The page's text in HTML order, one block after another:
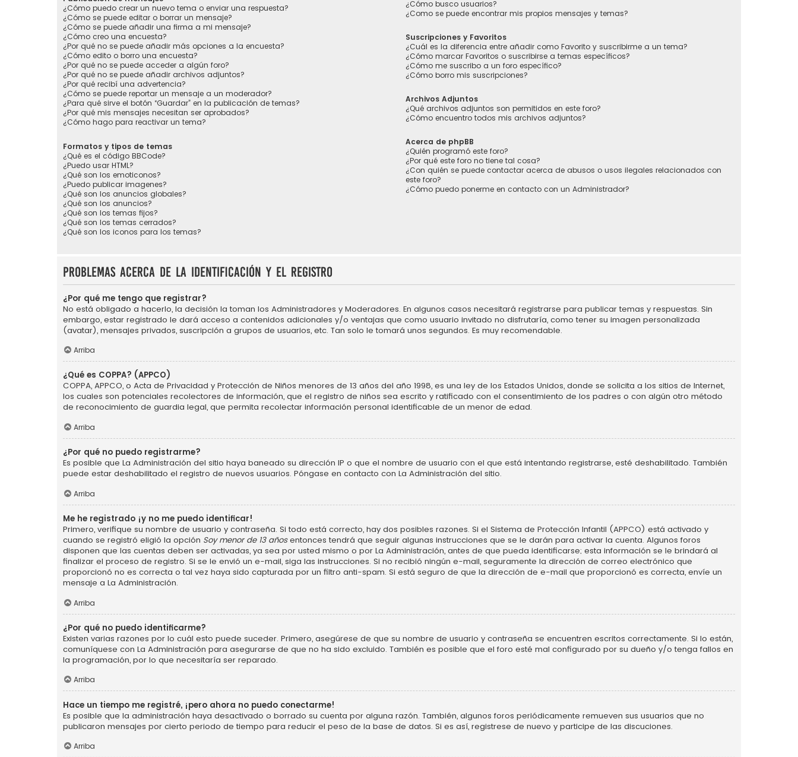
¿Cómo puedo crear un nuevo tema o enviar una respuesta?
¿Cómo se puede editar o borrar un mensaje?
¿Cómo se puede añadir una firma a mi mensaje?
¿Cómo creo una encuesta?
¿Por qué no se puede añadir más opciones a la encuesta?
¿Cómo edito o borro una encuesta?
¿Por qué no se puede acceder a algún foro?
¿Por qué no se puede añadir archivos adjuntos?
¿Por qué recibí una advertencia?
¿Cómo se puede reportar un mensaje a un moderador?
¿Para qué sirve el botón “Guardar” en la publicación de temas?
¿Por qué mis mensajes necesitan ser aprobados?
¿Cómo hago para reactivar un tema?
Formatos y tipos de temas
¿Qué es el código BBCode?
¿Puedo usar HTML?
¿Qué son los emoticonos?
¿Puedo publicar imagenes?
¿Qué son los anuncios globales?
¿Qué son los anuncios?
¿Qué son los temas fijos?
¿Qué son los temas cerrados?
¿Qué son los iconos para los temas?
¿Cómo busco usuarios?
¿Como se puede encontrar mis propios mensajes y temas?
Suscripciones y Favoritos
¿Cuál es la diferencia entre añadir como Favorito y suscribirme a un tema?
¿Cómo marcar Favoritos o suscribirse a temas específicos?
¿Cómo me suscribo a un foro específico?
¿Cómo borro mis suscripciones?
Archivos Adjuntos
¿Qué archivos adjuntos son permitidos en este foro?
¿Cómo encuentro todos mis archivos adjuntos?
Acerca de phpBB
¿Quién programó este foro?
¿Por qué este foro no tiene tal cosa?
¿Con quién se puede contactar acerca de abusos o usos ilegales relacionados con
este foro?
¿Cómo puedo ponerme en contacto con un Administrador?
Problemas acerca de la identificación y el registro
¿Por qué me tengo que registrar?
No está obligado a hacerlo, la decisión la toman los Administradores y Moderadores. En algunos casos necesitará registrarse para publicar temas y respuestas. Sin
embargo, estar registrado le dará acceso a contenidos adicionales y/o ventajas que como usuario invitado no disfrutaría, como tener su imagen personalizada
(avatar), mensajes privados, suscripción a grupos de usuarios, etc. Tan solo le tomará unos segundos. Es muy recomendable.
Arriba
¿Qué es COPPA? (APPCO)
COPPA, APPCO, o Acta de Privacidad y Protección de Niños menores de 13 años del año 1998, es una ley de los Estados Unidos, donde se solicita a los sitios de Internet,
los cuales son potenciales recolectores de información, que el registro de niños sea escrito y ratificado con el consentimiento de los padres o con algún otro método
de reconocimiento de guardia legal, que permita recolectar información personal identificable de un menor de edad.
Arriba
¿Por qué no puedo registrarme?
Es posible que La Administración del sitio haya baneado su dirección IP o que el nombre de usuario con el que está intentando registrarse, esté deshabilitado. También
puede estar deshabilitado el registro de nuevos usuarios. Póngase en contacto con La Administración del sitio.
Arriba
Me he registrado ¡y no me puedo identificar!
Primero, verifique su nombre de usuario y contraseña. Si todo está correcto, hay dos posibles razones. Si el Sistema de Protección Infantil (APPCO) está activado y
cuando se registró eligió la opción Soy menor de 13 añosentonces tendrá que seguir algunas instrucciones que se le darán para activar la cuenta. Algunos foros
disponen que las cuentas deben ser activadas, ya sea por usted mismo o por La Administración, antes de que pueda identificarse; esta información se le brindará al
finalizar el proceso de registro. Si se le envió un e-mail, siga las instrucciones. Si no recibió ningún e-mail, seguramente la dirección de correo electrónico que
proporcionó no es correcta o tal vez haya sido capturada por un filtro anti-spam. Si está seguro de que la dirección de e-mail que proporcionó es correcta, envíe un
mensaje a La Administración.
Arriba
¿Por qué no puedo identificarme?
Existen varias razones por lo cuál esto puede suceder. Primero, asegúrese de que su nombre de usuario y contraseña se encuentren escritos correctamente. Si lo están,
comuníquese con La Administración para asegurarse de que no ha sido excluido. También es posible que el foro esté mal configurado por su dueño y/o tenga fallos en
la programación, por lo que necesitaría ser reparado.
Arriba
Hace un tiempo me registré, ¡pero ahora no puedo conectarme!
Es posible que la administración haya desactivado o borrado su cuenta por alguna razón. También, algunos foros periódicamente remueven sus usuarios que no
publicaron mensajes por cierto periodo de tiempo para reducir el peso de la base de datos. Si es así, registrese de nuevo y participe de las discuciones.
Arriba